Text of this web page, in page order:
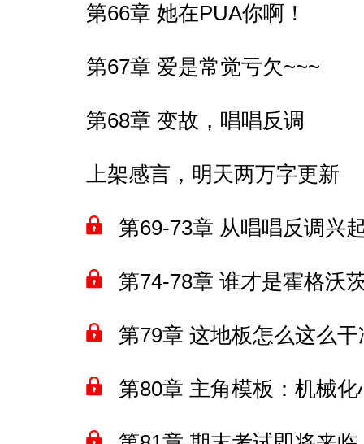
第66章 她在PUA你啊！
第67章 爱是常觉亏欠~~~
第68章 变故，唱唱反调
上架感言，明天两万字更新
第69-73章 从唱唱反调兴
第74-78章 谁才是霍格沃
第79章 这地板怎么这么
第80章 主角模板：机械化